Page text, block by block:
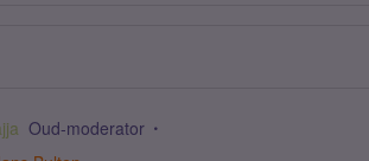
Oud-moderator